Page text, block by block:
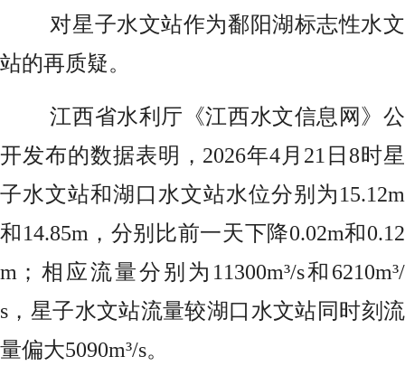
对星子水文站作为鄱阳湖标志性水文
站的再质疑。
江西省水利厅《江西水文信息网》公
开发布的数据表明，2026年4月21日8时星
子水文站和湖口水文站水位分别为15.12m
和14.85m，分别比前一天下降0.02m和0.12
m；相应流量分别为11300m³/s和6210m³/
s，星子水文站流量较湖口水文站同时刻流
量偏大5090m³/s。